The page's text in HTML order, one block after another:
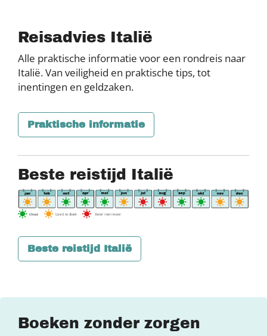
Reisadvies Italië
Alle praktische informatie voor een rondreis naar
Italië. Van veiligheid en praktische tips, tot
inentingen en geldzaken.
Praktische informatie
Beste reistijd Italië
Beste reistijd Italië
Boeken zonder zorgen